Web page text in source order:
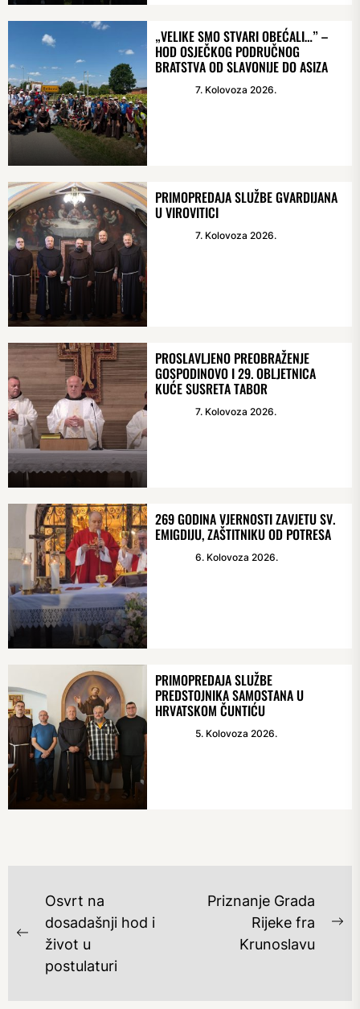
„VELIKE SMO STVARI OBEĆALI…” –
HOD OSJEČKOG PODRUČNOG
BRATSTVA OD SLAVONIJE DO ASIZA
7. Kolovoza 2026.
PRIMOPREDAJA SLUŽBE GVARDIJANA
U VIROVITICI
7. Kolovoza 2026.
PROSLAVLJENO PREOBRAŽENJE
GOSPODINOVO I 29. OBLJETNICA
KUĆE SUSRETA TABOR
7. Kolovoza 2026.
269 GODINA VJERNOSTI ZAVJETU SV.
EMIGDIJU, ZAŠTITNIKU OD POTRESA
6. Kolovoza 2026.
PRIMOPREDAJA SLUŽBE
PREDSTOJNIKA SAMOSTANA U
HRVATSKOM ČUNTIĆU
5. Kolovoza 2026.
NAVIGACIJA
OBJAVA
Previous
post:
Osvrt na
dosadašnji hod i
život u
postulaturi
Priznanje Grada
Rijeke fra
Krunoslavu